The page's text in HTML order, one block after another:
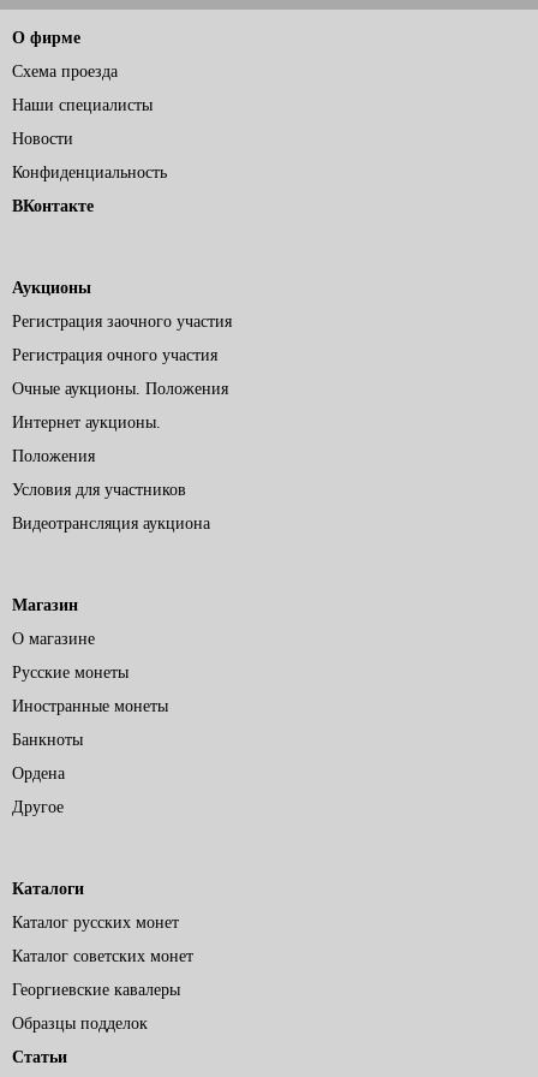
О фирме
Схема проезда
Наши специалисты
Новости
Конфиденциальность
ВКонтакте
Аукционы
Регистрация заочного участия
Регистрация очного участия
Очные аукционы. Положения
Интернет аукционы.
Положения
Условия для участников
Видеотрансляция аукциона
Магазин
О магазине
Русские монеты
Иностранные монеты
Банкноты
Ордена
Другое
Каталоги
Каталог русских монет
Каталог советских монет
Георгиевские кавалеры
Образцы подделок
Статьи